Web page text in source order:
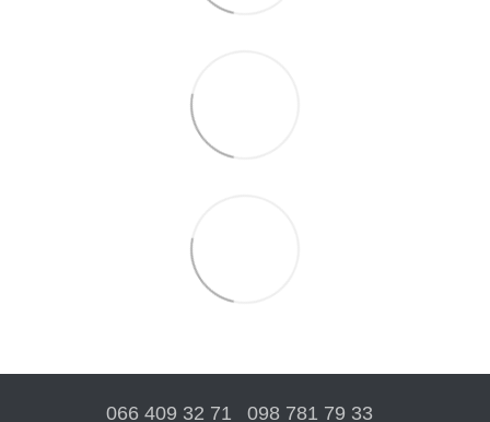
066 409 32 71 098 781 79 33